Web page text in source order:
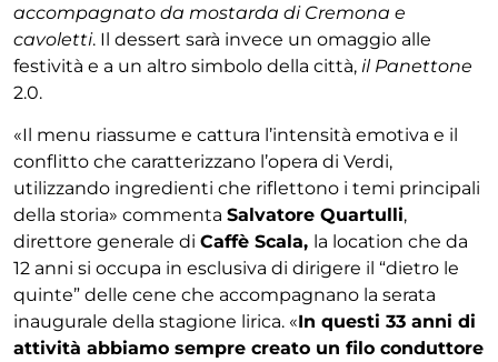
accompagnato da mostarda di Cremona e
cavoletti. Il dessert sarà invece un omaggio alle
festività e a un altro simbolo della città, il Panettone
2.0.
«Il menu riassume e cattura l’intensità emotiva e il
conflitto che caratterizzano l’opera di Verdi,
utilizzando ingredienti che riflettono i temi principali
della storia» commenta Salvatore Quartulli,
direttore generale di Caffè Scala, la location che da
12 anni si occupa in esclusiva di dirigere il “dietro le
quinte” delle cene che accompagnano la serata
inaugurale della stagione lirica. «In questi 33 anni di
attività abbiamo sempre creato un filo conduttore